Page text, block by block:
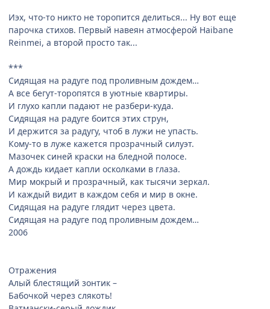
Иэх, что-то никто не торопится делиться... Ну вот еще
парочка стихов. Первый навеян атмосферой Haibane
Reinmei, а второй просто так...
***
Сидящая на радуге под проливным дождем…
А все бегут-торопятся в уютные квартиры.
И глухо капли падают не разбери-куда.
Сидящая на радуге боится этих струн,
И держится за радугу, чтоб в лужи не упасть.
Кому-то в луже кажется прозрачный силуэт.
Мазочек синей краски на бледной полосе.
А дождь кидает капли осколками в глаза.
Мир мокрый и прозрачный, как тысячи зеркал.
И каждый видит в каждом себя и мир в окне.
Сидящая на радуге глядит через цвета.
Сидящая на радуге под проливным дождем…
2006
Отражения
Алый блестящий зонтик –
Бабочкой через слякоть!